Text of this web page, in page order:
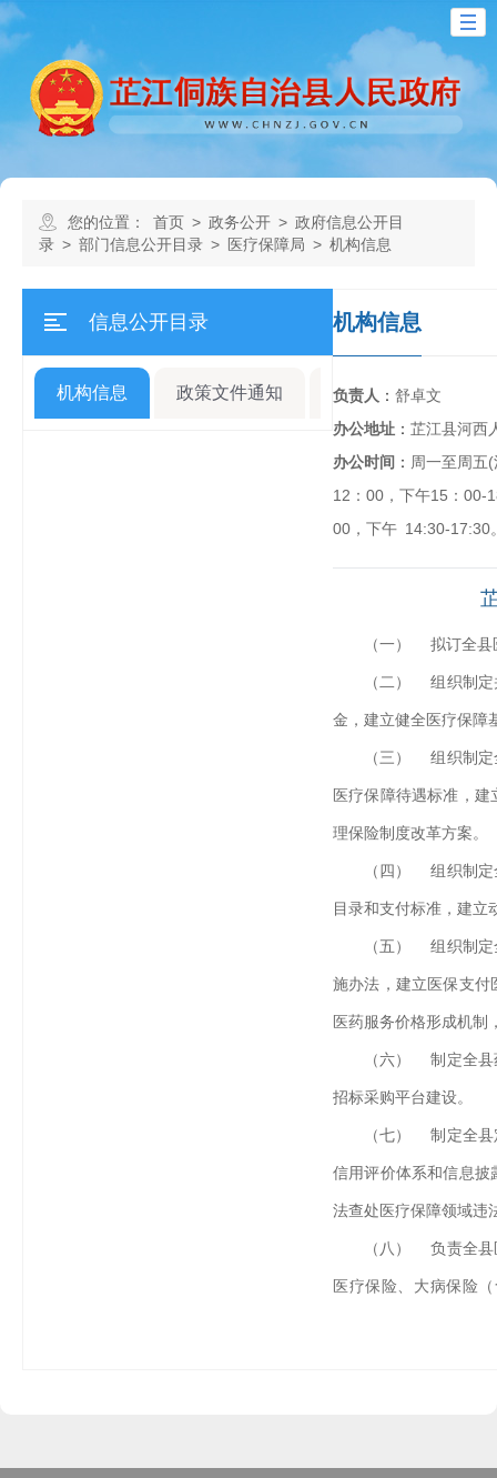
您的位置： 首页 > 政务公开 > 政府信息公开目
录 > 部门信息公开目录 > 医疗保障局 > 机构信息
信息公开目录
机构信息 政策文件通知 规划计划
机构信息
负责人 ： 舒卓文
办公地址 ： 芷江县河西
办公时间 ： 周一至周五
12：00，下午15：00-
00，下午 14:30-17:30
（一） 拟订全县
（二） 组织制定
金，建立健全医疗保障
（三） 组织制定
医疗保障待遇标准，
理保险制度改革方案。
（四） 组织制定
目录和支付标准，建立
（五） 组织制定
施办法，建立医保支付
医药服务价格形成机制
（六） 制定全县
招标采购平台建设。
（七） 制定全县
信用评价体系和信息披
法查处医疗保障领域违
（八） 负责全县
医疗保险、大病保险